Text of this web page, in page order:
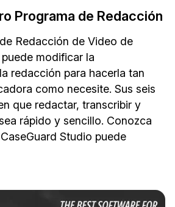
Programa de Redacción
Redacción de Video de
modificar la
redacción para hacerla tan
como necesite. Sus seis
que redactar, transcribir y
rápido y sencillo. Conozca
Studio puede